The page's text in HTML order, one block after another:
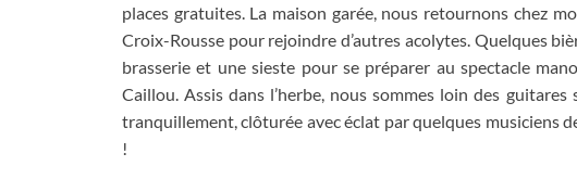
places gratuites. La maison garée, nous retournons chez
Croix-Rousse pour rejoindre d’autres acolytes. Quelques
brasserie et une sieste pour se préparer au spectacle
Caillou.Assis dans l’herbe, nous sommes loin des
tranquillement,clôturée avec éclat par quelques musiciens
!